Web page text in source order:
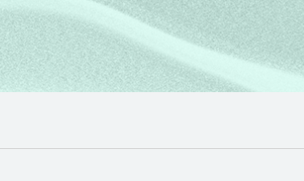
NOVA ABA)
EM NOVA ABA)
EM NOVA ABA)
EM NOVA ABA)
(ABRE EM NOVA ABA)
NIC.BR (ABRE EM NOVA ABA)
DO NIC.BR (ABRE EM NOVA ABA)
NIC.BR (ABRE EM NOVA ABA)